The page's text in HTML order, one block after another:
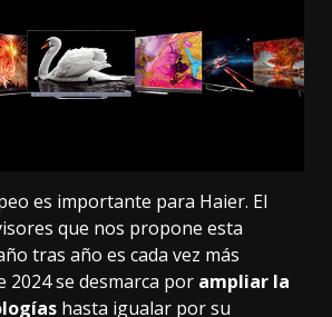
es importante para Haier. El
que nos propone esta
tras año es cada vez más
2024 se desmarca por ampliar la
hasta igualar por su